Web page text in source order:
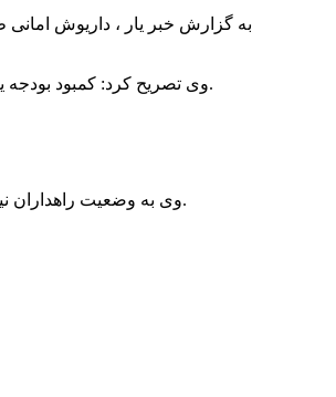
به گزارش خبر یار ، داریوش
وی تصریح کرد: کمبود بودجه یکی از مشکلات در مسیر نگهداری و توسعه راه‌های کشور است و در این خصوص مشکلاتی وجود دارد و پروژه‌های ما با وجود کمبود اعتبار هر روز کوچک‌تر می‌شود.
وی به وضعیت راهداران نیز اشاره کرد و گفت: برخی از راهداران سه ماه حقوق دریافت نکرده‌اند و به خصوص در زمینه استخدامی این افراد از مجلس می‌خواهیم همکاری لازم را انجام دهند.